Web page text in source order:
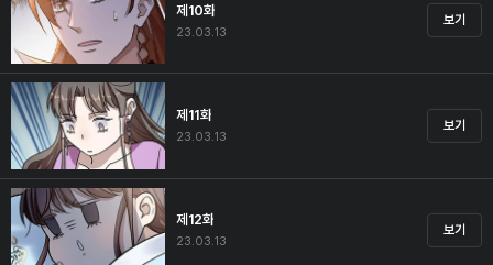
제10화
23.03.13
보기
제11화
23.03.13
보기
제12화
23.03.13
보기